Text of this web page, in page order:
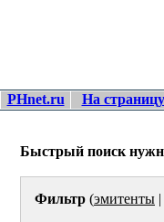
PHnet.ru
На
Быстрый поиск
Фильтр (эмитенты |